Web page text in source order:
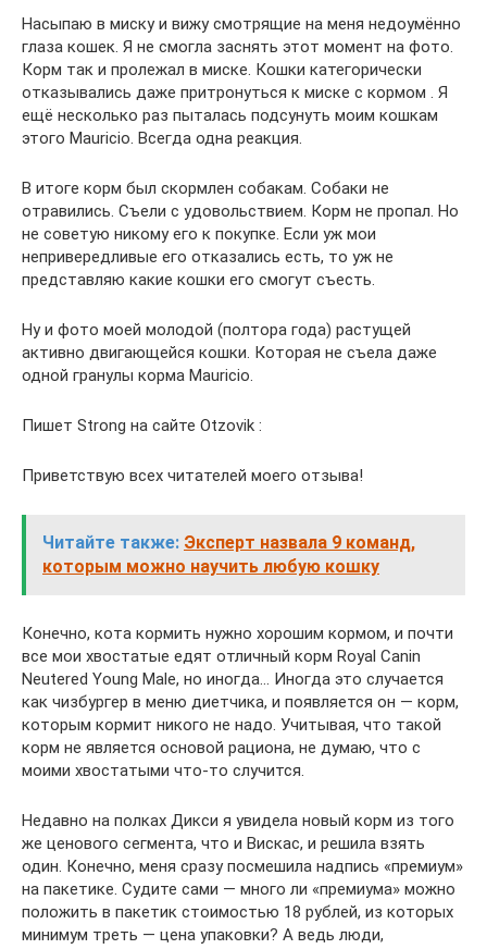
Насыпаю в миску и вижу смотрящие на меня недоумённо
глаза кошек. Я не смогла заснять этот момент на фото.
Корм так и пролежал в миске. Кошки категорически
отказывались даже притронуться к миске с кормом . Я
ещё несколько раз пыталась подсунуть моим кошкам
этого Mauricio. Всегда одна реакция.
В итоге корм был скормлен собакам. Собаки не
отравились. Съели с удовольствием. Корм не пропал. Но
не советую никому его к покупке. Если уж мои
непривередливые его отказались есть, то уж не
представляю какие кошки его смогут съесть.
Ну и фото моей молодой (полтора года) растущей
активно двигающейся кошки. Которая не съела даже
одной гранулы корма Mauricio.
Пишет Strong на сайте Otzovik :
Приветствую всех читателей моего отзыва!
Читайте также: Эксперт назвала 9 команд,
которым можно научить любую кошку
Конечно, кота кормить нужно хорошим кормом, и почти
все мои хвостатые едят отличный корм Royal Canin
Neutered Young Male, но иногда… Иногда это случается
как чизбургер в меню диетчика, и появляется он — корм,
которым кормит никого не надо. Учитывая, что такой
корм не является основой рациона, не думаю, что с
моими хвостатыми что-то случится.
Недавно на полках Дикси я увидела новый корм из того
же ценового сегмента, что и Вискас, и решила взять
один. Конечно, меня сразу посмешила надпись «премиум»
на пакетике. Судите сами — много ли «премиума» можно
положить в пакетик стоимостью 18 рублей, из которых
минимум треть — цена упаковки? А ведь люди,